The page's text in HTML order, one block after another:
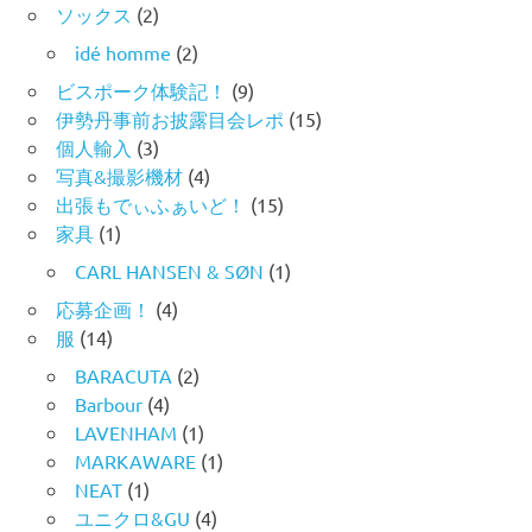
ソックス (2)
idé homme (2)
ビスポーク体験記！ (9)
伊勢丹事前お披露目会レポ (15)
個人輸入 (3)
写真&撮影機材 (4)
出張もでぃふぁいど！ (15)
家具 (1)
CARL HANSEN & SØN (1)
応募企画！ (4)
服 (14)
BARACUTA (2)
Barbour (4)
LAVENHAM (1)
MARKAWARE (1)
NEAT (1)
ユニクロ&GU (4)